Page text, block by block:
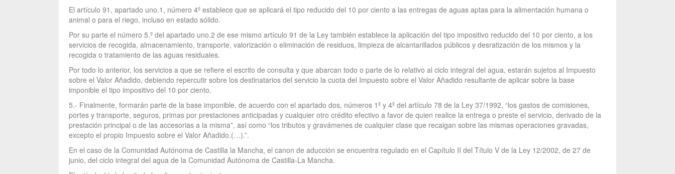
El artículo 91, apartado uno.1, número 4º establece que se aplicará el tipo reducido del 10 por ciento a las entregas de aguas aptas para la alimentación humana o
animal o para el riego, incluso en estado sólido.
Por su parte el número 5.º del apartado uno.2 de ese mismo artículo 91 de la Ley también establece la aplicación del tipo impositivo reducido del 10 por ciento, a los
servicios de recogida, almacenamiento, transporte, valorización o eliminación de residuos, limpieza de alcantarillados públicos y desratización de los mismos y la
recogida o tratamiento de las aguas residuales.
Por todo lo anterior, los servicios a que se refiere el escrito de consulta y que abarcan todo o parte de lo relativo al ciclo integral del agua, estarán sujetos al Impuesto
sobre el Valor Añadido, debiendo repercutir sobre los destinatarios del servicio la cuota del Impuesto sobre el Valor Añadido resultante de aplicar sobre la base
imponible el tipo impositivo del 10 por ciento.
5.- Finalmente, formarán parte de la base imponible, de acuerdo con el apartado dos, números 1º y 4º del artículo 78 de la Ley 37/1992, “los gastos de comisiones,
portes y transporte, seguros, primas por prestaciones anticipadas y cualquier otro crédito efectivo a favor de quien realice la entrega o preste el servicio, derivado de la
prestación principal o de las accesorias a la misma”, así como “los tributos y gravámenes de cualquier clase que recaigan sobre las mismas operaciones gravadas,
excepto el propio Impuesto sobre el Valor Añadido.(…).”.
En el caso de la Comunidad Autónoma de Castilla la Mancha, el canon de aducción se encuentra regulado en el Capítulo II del Título V de la Ley 12/2002, de 27 de
junio, del ciclo integral del agua de la Comunidad Autónoma de Castilla-La Mancha.